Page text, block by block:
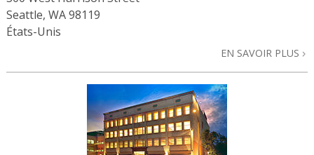
Seattle, WA 98119
États-Unis
EN SAVOIR PLUS